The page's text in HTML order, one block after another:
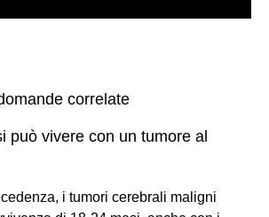
correlate
può vivere con un tumore al
i tumori cerebrali maligni